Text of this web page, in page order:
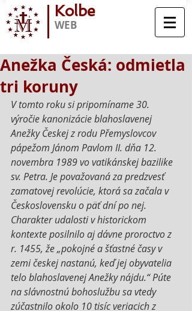
Kolbe
WEB
Anežka Česká: odmietla
tri koruny
V tomto roku si pripomíname 30.
výročie kanonizácie blahoslavenej
Anežky Českej z rodu Přemyslovcov
pápežom Jánom Pavlom II. dňa 12.
novembra 1989 vo vatikánskej bazilike
sv. Petra. Je považovaná za predzvesť
zamatovej revolúcie, ktorá sa začala v
Československu o päť dní po nej.
Charakter udalosti v historickom
kontexte posilnilo aj dávne proroctvo z
r. 1455, že „pokojné a šťastné časy v
zemi českej nastanú, keď jej obyvatelia
telo blahoslavenej Anežky nájdu.“ Púte
na slávnostnú bohoslužbu sa vtedy
zúčastnilo okolo 10 tisíc veriacich z